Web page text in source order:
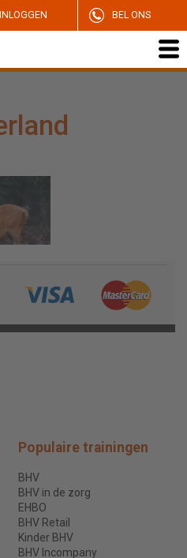
INLOGGEN BEL ONS
Populaire trainingen
BHV
BHV in de zorg
EHBO
BHV Retail
Kinder BHV
BHV Incompany